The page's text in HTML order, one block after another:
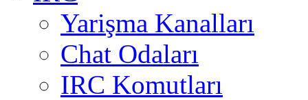
Yarişma Kanalları
Chat Odaları
IRC Komutları